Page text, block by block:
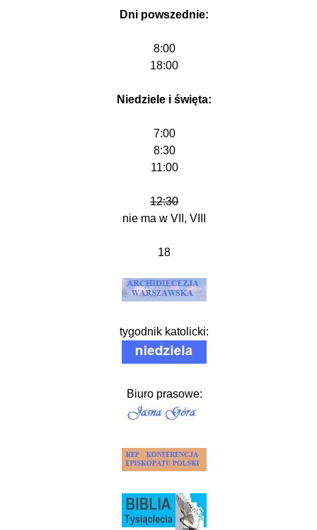
Dni powszednie:
8:00
18:00
Niedziele i święta:
7:00
8:30
11:00
12:30
nie ma w VII, VIII
18
tygodnik katolicki:
Biuro prasowe: